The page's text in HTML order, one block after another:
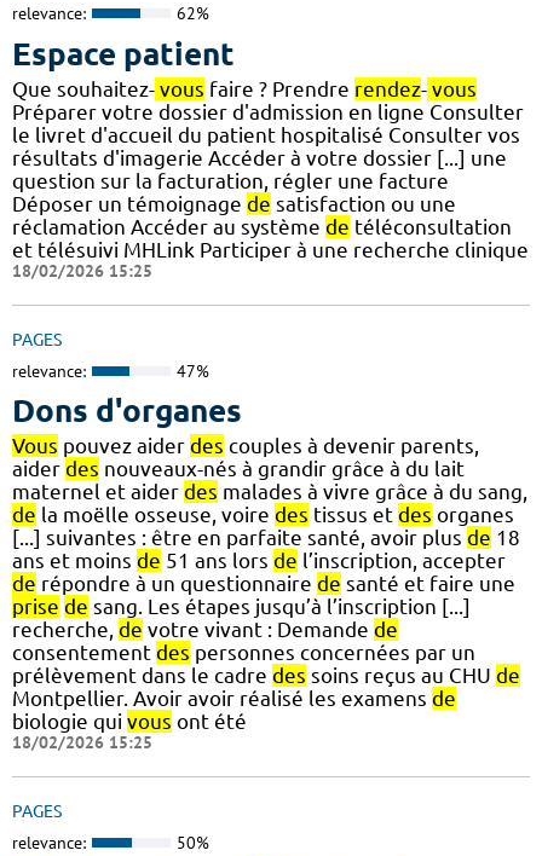
relevance: 62%
Espace patient
Que souhaitez- vous faire ? Prendre rendez- vous
Préparer votre dossier d'admission en ligne Consulter
le livret d'accueil du patient hospitalisé Consulter vos
résultats d'imagerie Accéder à votre dossier [...] une
question sur la facturation, régler une facture
Déposer un témoignage de satisfaction ou une
réclamation Accéder au système de téléconsultation
et télésuivi MHLink Participer à une recherche clinique
18/02/2026 15:25
PAGES
relevance: 47%
Dons d'organes
Vous pouvez aider des couples à devenir parents,
aider des nouveaux-nés à grandir grâce à du lait
maternel et aider des malades à vivre grâce à du sang,
de la moëlle osseuse, voire des tissus et des organes
[...] suivantes : être en parfaite santé, avoir plus de 18
ans et moins de 51 ans lors de l’inscription, accepter
de répondre à un questionnaire de santé et faire une
prise de sang. Les étapes jusqu’à l’inscription [...]
recherche, de votre vivant : Demande de
consentement des personnes concernées par un
prélèvement dans le cadre des soins reçus au CHU de
Montpellier. Avoir avoir réalisé les examens de
biologie qui vous ont été
18/02/2026 15:25
PAGES
relevance: 50%